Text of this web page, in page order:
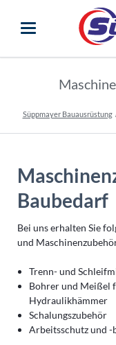
Süppmayer Bauausrüstung
Baubedarf
Bei uns erhalten Sie
und
Trenn- und
Bohrer und Meißel
Hydraulikhämmer
Schalungszubehör
Arbeitsschutz und -